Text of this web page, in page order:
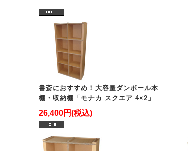
書斎におすすめ！大容量ダンボール本
棚・収納棚「モナカ スクエア 4×2」
26,400円(税込)